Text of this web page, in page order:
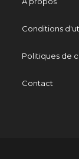
Conditions
Politiques de
Contact